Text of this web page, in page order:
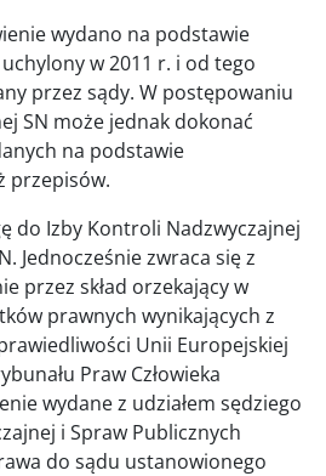
wydano na podstawie
w 2011 r. i od tego
przez sądy. W postępowaniu
SN może jednak dokonać
na podstawie
przepisów.
do Izby Kontroli Nadzwyczajnej
Jednocześnie zwraca się z
przez skład orzekający w
prawnych wynikających z
Unii Europejskiej
Praw Człowieka
wydane z udziałem sędziego
i Spraw Publicznych
do sądu ustanowionego